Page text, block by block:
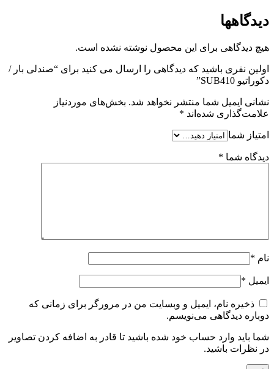
دیدگاهها
هیچ دیدگاهی برای این محصول نوشته نشده است.
اولین نفری باشید که دیدگاهی را ارسال می کنید برای “صندلی بار /
دکوراتیو SUB410”
نشانی ایمیل شما منتشر نخواهد شد. بخش‌های موردنیاز
علامت‌گذاری شده‌اند *
امتیاز شما
دیدگاه شما *
نام *
ایمیل *
ذخیره نام، ایمیل و وبسایت من در مرورگر برای زمانی که
دوباره دیدگاهی می‌نویسم.
شما باید وارد حساب خود شده باشید تا قادر به اضافه کردن تصاویر
در نظرات باشید.